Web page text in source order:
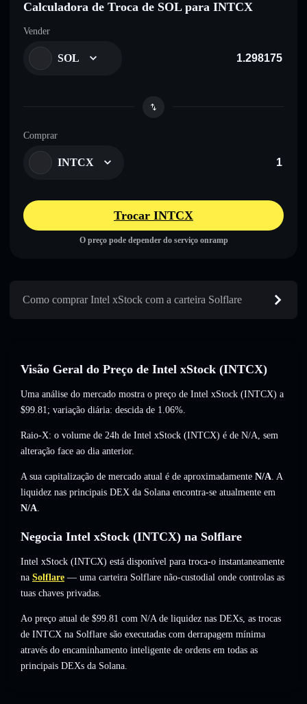
Calculadora de Troca de SOL para INTCX
Vender
SOL
Comprar
INTCX
Trocar INTCX
O preço pode depender do serviço onramp
Como comprar Intel xStock com a carteira Solflare
Visão Geral do Preço de Intel xStock (INTCX)
Uma análise do mercado mostra o preço de Intel xStock (INTCX) a
$99.81; variação diária: descida de 1.06%.
Raio-X: o volume de 24h de Intel xStock (INTCX) é de N/A, sem
alteração face ao dia anterior.
A sua capitalização de mercado atual é de aproximadamente N/A. A
liquidez nas principais DEX da Solana encontra-se atualmente em
N/A.
Negocia Intel xStock (INTCX) na Solflare
Intel xStock (INTCX) está disponível para troca-o instantaneamente
na Solflare — uma carteira Solflare não-custodial onde controlas as
tuas chaves privadas.
Ao preço atual de $99.81 com N/A de liquidez nas DEXs, as trocas
de INTCX na Solflare são executadas com derrapagem mínima
através do encaminhamento inteligente de ordens em todas as
principais DEXs da Solana.